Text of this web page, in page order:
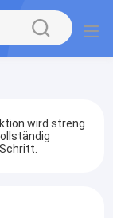
wird streng